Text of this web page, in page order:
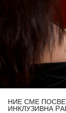
НИЕ СМЕ
ИНКЛУЗИВНА